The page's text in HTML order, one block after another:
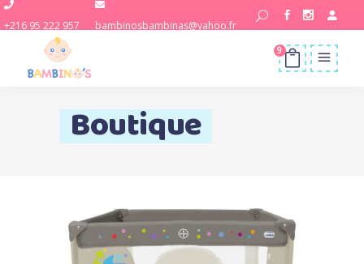
+216 95 222 957 bambinosbambinas@yahoo.fr
9
Boutique